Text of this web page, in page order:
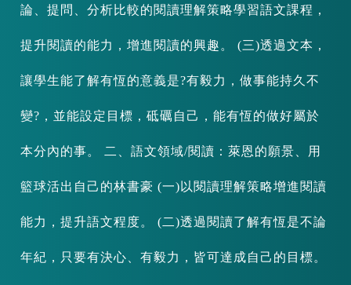
論、提問、分析比較的閱讀理解策略學習語文課程，
提升閱讀的能力，增進閱讀的興趣。 (三)透過文本，
讓學生能了解有恆的意義是?有毅力，做事能持久不
變?，並能設定目標，砥礪自己，能有恆的做好屬於
本分內的事。 二、語文領域/閱讀：萊恩的願景、用
籃球活出自己的林書豪 (一)以閱讀理解策略增進閱讀
能力，提升語文程度。 (二)透過閱讀了解有恆是不論
年紀，只要有決心、有毅力，皆可達成自己的目標。